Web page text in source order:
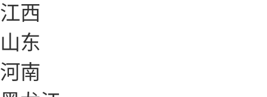
江西
山东
河南